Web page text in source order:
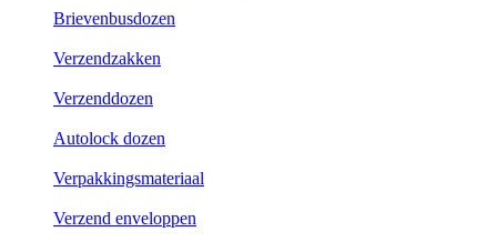
Brievenbusdozen
Verzendzakken
Verzenddozen
Autolock dozen
Verpakkingsmateriaal
Verzend enveloppen